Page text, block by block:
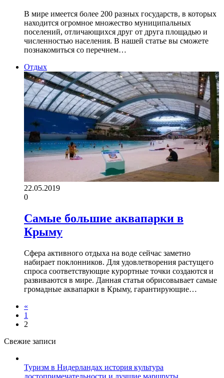
В мире имеется более 200 разных государств, в которых
находится огромное множество муниципальных
поселений, отличающихся друг от друга площадью и
численностью населения. В нашей статье вы сможете
познакомиться со перечнем…
Отдых
22.05.2019
0
Самые большие аквапарки в
Крыму
Сфера активного отдыха на воде сейчас заметно
набирает поклонников. Для удовлетворения растущего
спроса соответствующие курортные точки создаются и
развиваются в мире. Данная статья обрисовывает самые
громадные аквапарки в Крыму, гарантирующие…
«
1
2
Свежие записи
Туризм в Нидерландах история культура